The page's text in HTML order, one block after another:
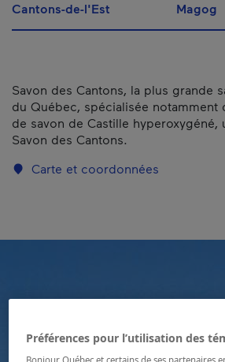
Cantons-de-l'Est Magog
Savon des Cantons, la plus grande
du Québec, spécialisée notamment
de savon de Castille hyperoxygéné,
Savon des Cantons.
Carte et coordonnées
Préférences pour l’utilisation des